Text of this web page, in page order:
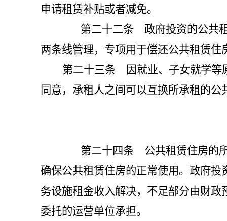
申请租赁补贴或者减免。
第二十二条 政府投资的公共租
两条线管理，专项用于偿还公共租赁
第二十三条 因就业、子女就学等
同意，承租人之间可以互换所承租的公
第二十四条 公共租赁住房的所
确保公共租赁住房的正常使用。政府
务设施租金收入解决，不足部分由财
委托的运营单位承担。